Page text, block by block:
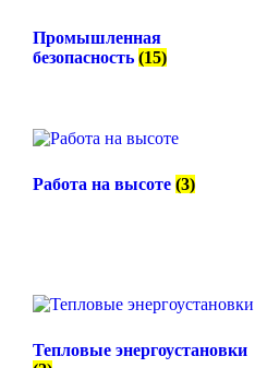
Промышленная
безопасность (15)
Работа на высоте (3)
Тепловые энергоустановки